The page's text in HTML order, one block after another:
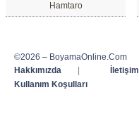
Hamtaro
©2026 – BoyamaOnline.Com
Hakkımızda
İletişim
Kullanım Koşulları